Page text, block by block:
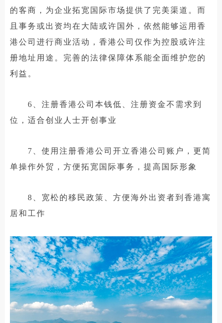
的客商，为企业拓宽国际市场提供了完美渠道。而
且事务或出资均在大陆或许国外，依然能够运用香
港公司进行商业活动，香港公司仅作为控股或许注
册地址用途。完善的法律保障体系能全面维护您的
利益。
6、注册香港公司本钱低、注册资金不需求到
位，适合创业人士开创事业
7、使用注册香港公司开立香港公司账户，更简
单操作外贸，方便拓宽国际事务，提高国际形象
8、宽松的移民政策、方便海外出资者到香港寓
居和工作